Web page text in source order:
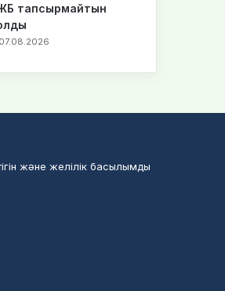
тапсырмайтын
07.08.2026
және желілік басылымды